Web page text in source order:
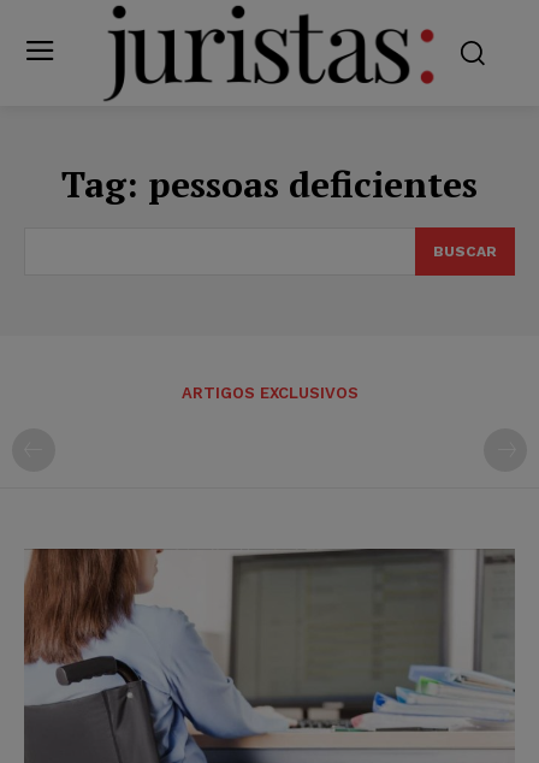
Tag: pessoas deficientes
BUSCAR
ARTIGOS EXCLUSIVOS